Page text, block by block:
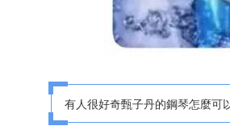
有人很好奇甄子丹的鋼琴怎麼可